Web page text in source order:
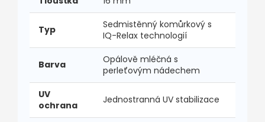
Typ
Sedmistěnný komůrkový s
IQ-Relax technologií
Barva
Opálově mléčná s
perleťovým nádechem
UV
ochrana
Jednostranná UV stabilizace